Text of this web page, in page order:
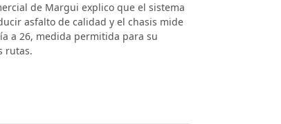
de Margui explico que el sistema
asfalto de calidad y el chasis mide
a 26, medida permitida para su
rutas.